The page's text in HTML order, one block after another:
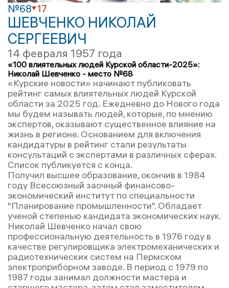
№68 17
ШЕВЧЕНКО НИКОЛАЙ
СЕРГЕЕВИЧ
14 февраля 1957 года
«100 влиятельных людей Курской области-2025»:
Николай Шевченко - место №68
«Курские новости» начинают публиковать
рейтинг самых влиятельных людей Курской
области за 2025 год. Ежедневно до Нового года
мы будем называть людей, которые, по мнению
экспертов, оказывают существенное влияние на
жизнь в регионе. Основанием для включения
кандидатуры в рейтинг стали результаты
консультаций с экспертами в различных сферах.
Список публикуется с конца.
Получил высшее образование, окончив в 1984
году Всесоюзный заочный финансово-
экономический институт по специальности
"Планирование промышленности". Обладает
ученой степенью кандидата экономических наук.
Николай Шевченко начал свою
профессиональную деятельность в 1976 году в
качестве регулировщика электромеханических и
радиотехнических систем на Пермском
электроприборном заводе. В период с 1979 по
1987 годы занимал должности мастера и